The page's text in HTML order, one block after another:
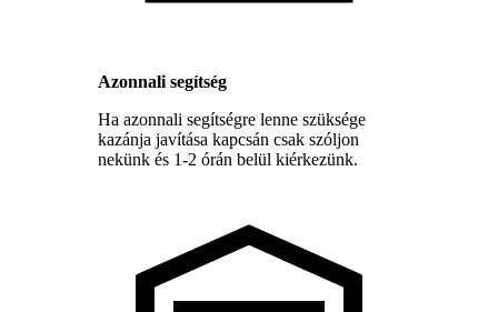
Azonnali segítség
Ha azonnali segítségre lenne szüksége
kazánja javítása kapcsán csak szóljon
nekünk és 1-2 órán belül kiérkezünk.